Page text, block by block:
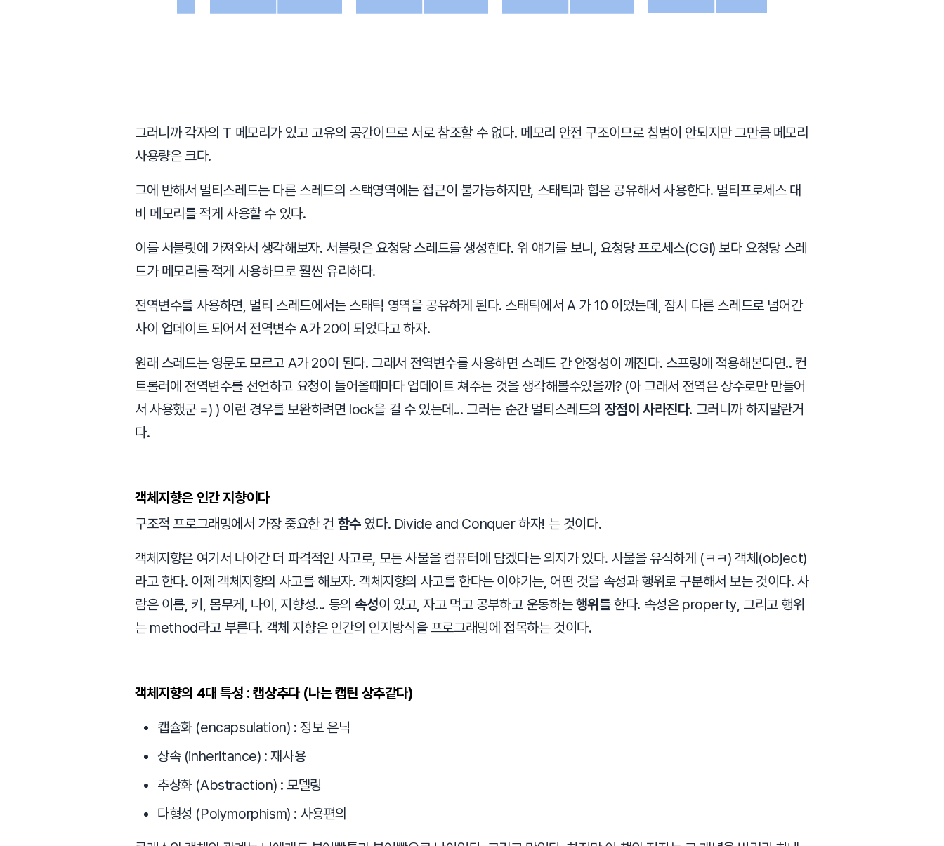
그러니까 각자의 T 메모리가 있고 고유의 공간이므로 서로 참조할 수 없다. 메모리 안전 구조이므로 침범이 안되지만 그만큼 메모리
사용량은 크다.
그에 반해서 멀티스레드는 다른 스레드의 스택영역에는 접근이 불가능하지만, 스태틱과 힙은 공유해서 사용한다. 멀티프로세스 대
비 메모리를 적게 사용할 수 있다.
이를 서블릿에 가져와서 생각해보자. 서블릿은 요청당 스레드를 생성한다. 위 얘기를 보니, 요청당 프로세스(CGI) 보다 요청당 스레
드가 메모리를 적게 사용하므로 훨씬 유리하다.
전역변수를 사용하면, 멀티 스레드에서는 스태틱 영역을 공유하게 된다. 스태틱에서 A 가 10 이었는데, 잠시 다른 스레드로 넘어간
사이 업데이트 되어서 전역변수 A가 20이 되었다고 하자.
원래 스레드는 영문도 모르고 A가 20이 된다. 그래서 전역변수를 사용하면 스레드 간 안정성이 깨진다. 스프링에 적용해본다면.. 컨
트롤러에 전역변수를 선언하고 요청이 들어올때마다 업데이트 쳐주는 것을 생각해볼수있을까? (아 그래서 전역은 상수로만 만들어
서 사용했군 =) ) 이런 경우를 보완하려면 lock을 걸 수 있는데... 그러는 순간 멀티스레드의 장점이 사라진다. 그러니까 하지말란거
다.
객체지향은 인간 지향이다
구조적 프로그래밍에서 가장 중요한 건 함수였다. Divide and Conquer 하자! 는 것이다.
객체지향은 여기서 나아간 더 파격적인 사고로, 모든 사물을 컴퓨터에 담겠다는 의지가 있다. 사물을 유식하게 (ㅋㅋ) 객체(object)
라고 한다. 이제 객체지향의 사고를 해보자. 객체지향의 사고를 한다는 이야기는, 어떤 것을 속성과 행위로 구분해서 보는 것이다. 사
람은 이름, 키, 몸무게, 나이, 지향성... 등의속성이 있고, 자고 먹고 공부하고 운동하는행위 를 한다. 속성은 property, 그리고 행위
는 method라고 부른다. 객체 지향은 인간의 인지방식을 프로그래밍에 접목하는 것이다.
객체지향의 4대 특성 : 캡상추다 (나는 캡틴 상추같다)
캡슐화 (encapsulation) : 정보 은닉
상속 (inheritance) : 재사용
추상화 (Abstraction) : 모델링
다형성 (Polymorphism) : 사용편의